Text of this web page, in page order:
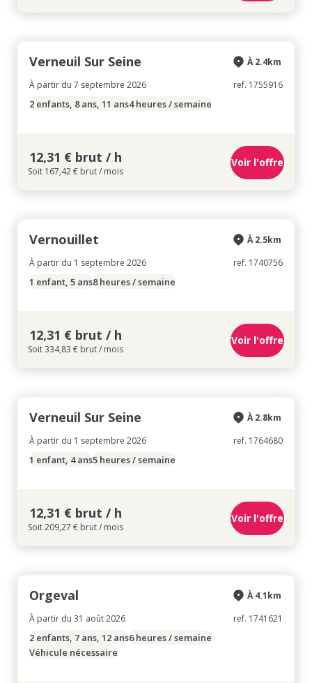
Verneuil Sur Seine
À partir du 7 septembre 2026
À 2.4km
ref. 1755916
2 enfants, 8 ans, 11 ans4 heures / semaine
12,31 € brut / h
Soit 167,42 € brut / mois
Voir l'offre
Vernouillet
À partir du 1 septembre 2026
À 2.5km
ref. 1740756
1 enfant, 5 ans8 heures / semaine
12,31 € brut / h
Soit 334,83 € brut / mois
Voir l'offre
Verneuil Sur Seine
À partir du 1 septembre 2026
À 2.8km
ref. 1764680
1 enfant, 4 ans5 heures / semaine
12,31 € brut / h
Soit 209,27 € brut / mois
Voir l'offre
Orgeval
À partir du 31 août 2026
À 4.1km
ref. 1741621
2 enfants, 7 ans, 12 ans6 heures / semaine
Véhicule nécessaire